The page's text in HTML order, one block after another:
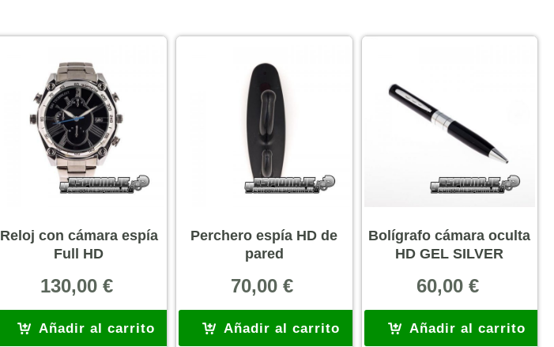
Reloj con cámara espía
Full HD
130,00€
Añadir al carrito
Perchero espía HD de
pared
70,00€
Añadir al carrito
Bolígrafo cámara oculta
HD GEL SILVER
60,00 €
Añadir al carrito